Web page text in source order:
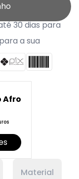
30 dias para
a sua
Afro
Material